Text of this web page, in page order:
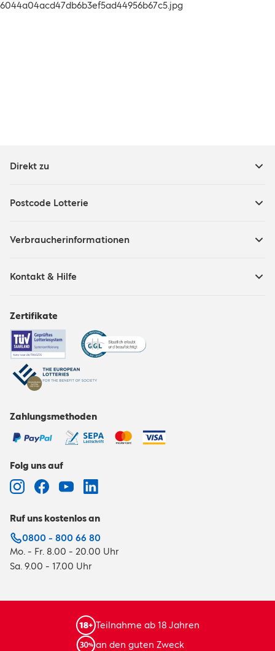
Direkt zu
Postcode Lotterie
Verbraucherinformationen
Kontakt & Hilfe
Zertifikate
Zahlungsmethoden
Folg uns auf
Ruf uns kostenlos an
0800 - 800 66 80
Mo. - Fr. 8.00 - 20.00 Uhr
Sa. 9.00 - 17.00 Uhr
Teilnahme ab 18 Jahren
an den guten Zweck